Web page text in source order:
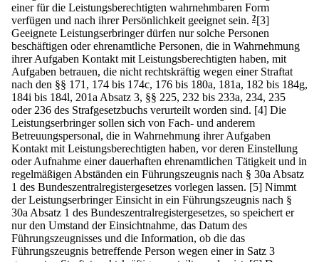
einer für die Leistungsberechtigten wahrnehmbaren Form
verfügen und nach ihrer Persönlichkeit geeignet sein. 2[3]
Geeignete Leistungserbringer dürfen nur solche Personen
beschäftigen oder ehrenamtliche Personen, die in Wahrnehmung
ihrer Aufgaben Kontakt mit Leistungsberechtigten haben, mit
Aufgaben betrauen, die nicht rechtskräftig wegen einer Straftat
nach den §§ 171, 174 bis 174c, 176 bis 180a, 181a, 182 bis 184g,
184i bis 184l, 201a Absatz 3, §§ 225, 232 bis 233a, 234, 235
oder 236 des Strafgesetzbuchs verurteilt worden sind. [4] Die
Leistungserbringer sollen sich von Fach- und anderem
Betreuungspersonal, die in Wahrnehmung ihrer Aufgaben
Kontakt mit Leistungsberechtigten haben, vor deren Einstellung
oder Aufnahme einer dauerhaften ehrenamtlichen Tätigkeit und in
regelmäßigen Abständen ein Führungszeugnis nach § 30a Absatz
1 des Bundeszentralregistergesetzes vorlegen lassen. [5] Nimmt
der Leistungserbringer Einsicht in ein Führungszeugnis nach §
30a Absatz 1 des Bundeszentralregistergesetzes, so speichert er
nur den Umstand der Einsichtnahme, das Datum des
Führungszeugnisses und die Information, ob die das
Führungszeugnis betreffende Person wegen einer in Satz 3